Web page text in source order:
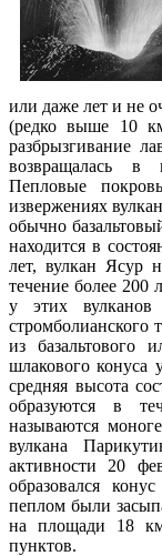
или даже лет и не
(редко выше 10
разбрызгивание
возвращалась в
Пепловые
извержениях
обычно
находится в
лет, вулкан Ясур
течение более 200
у этих вулканов
стромболианского
из базальтового
шлакового конуса
средняя высота
образуются в
называются
вулкана
активности 20
образовался
пеплом были
на площади 18
пунктов.